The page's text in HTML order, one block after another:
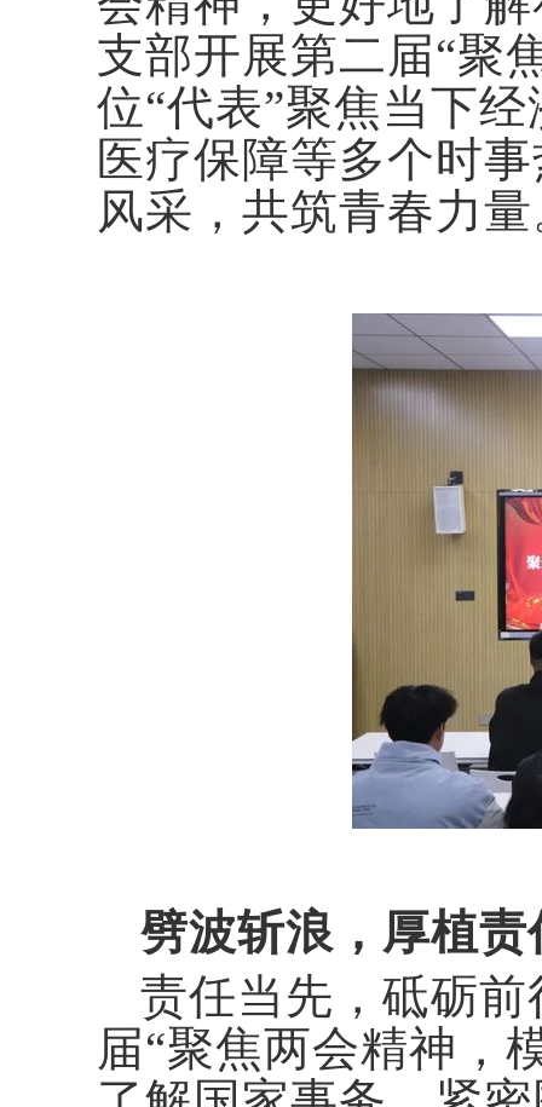
支部开展第二届“聚
位“代表”聚焦当下
医疗保障等多个时
风采，共筑青春力
劈波斩浪，厚植责
责任当先，砥砺
届“聚焦两会精神，